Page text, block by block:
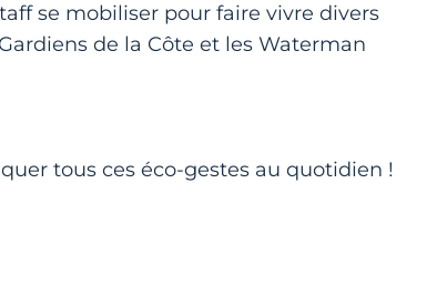
se mobiliser pour faire vivre divers
de la Côte et les Waterman
tous ces éco-gestes au quotidien !